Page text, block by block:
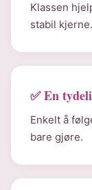
Klassen
stabil kjerne.
✅ En
Enkelt å
bare gjøre.